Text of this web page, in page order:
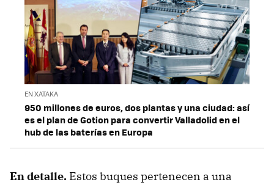
EN XATAKA
950 millones de euros, dos plantas y una ciudad: así
es el plan de Gotion para convertir Valladolid en el
hub de las baterías en Europa
En detalle. Estos buques pertenecen a una